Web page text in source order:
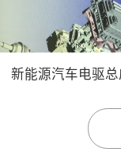
新能源汽车电驱